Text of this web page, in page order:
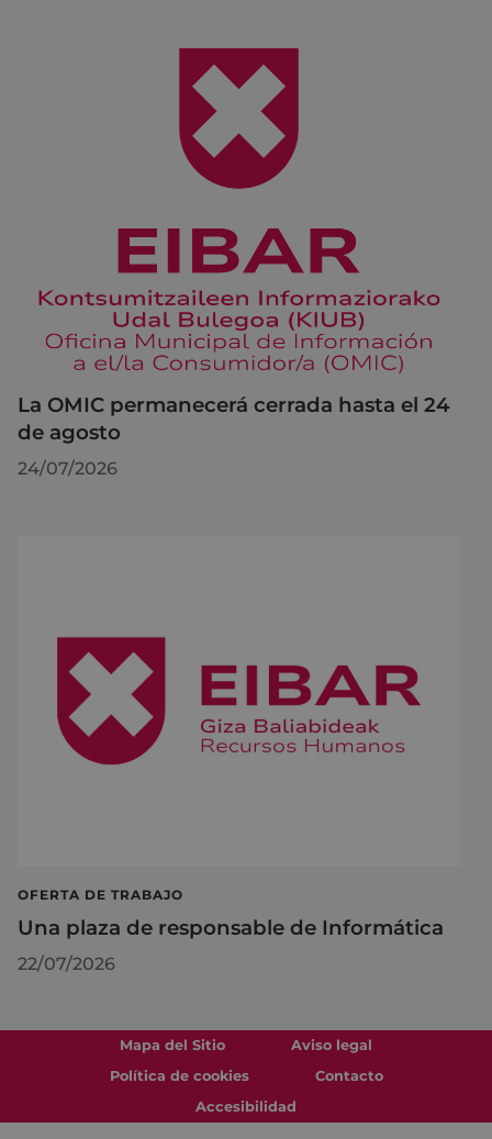
La OMIC permanecerá cerrada hasta el 24
de agosto
24/07/2026
OFERTA DE TRABAJO
Una plaza de responsable de Informática
22/07/2026
Mapa del Sitio
Aviso legal
Política de cookies
Contacto
Accesibilidad